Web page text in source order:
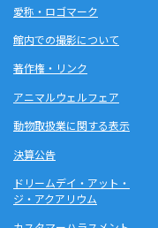
愛称・ロゴマーク
館内での撮影について
著作権・リンク
アニマルウェルフェア
動物取扱業に関する表示
決算公告
ドリームデイ・アット・
ジ・アクアリウム